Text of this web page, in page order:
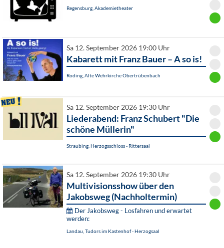
Regensburg, Akademietheater
Sa 12. September 2026 19:00 Uhr
Kabarett mit Franz Bauer – A so is!
Roding, Alte Wehrkirche Obertrübenbach
Sa 12. September 2026 19:30 Uhr
Liederabend: Franz Schubert "Die
schöne Müllerin"
Straubing, Herzogsschloss - Rittersaal
Sa 12. September 2026 19:30 Uhr
Multivisionsshow über den
Jakobsweg (Nachholtermin)
Der Jakobsweg - Losfahren und erwartet
werden:
Landau, Tudors im Kastenhof - Herzogsaal